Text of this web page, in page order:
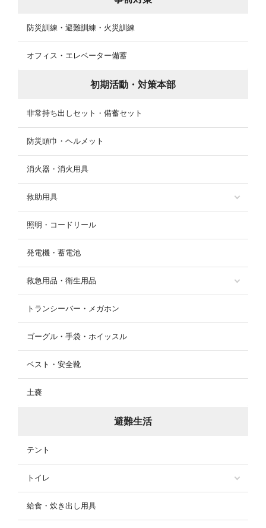
防災訓練・避難訓練・火災訓練
オフィス・エレベーター備蓄
初期活動・対策本部
非常持ち出しセット・備蓄セット
防災頭巾・ヘルメット
消火器・消火用具
救助用具
照明・コードリール
発電機・蓄電池
救急用品・衛生用品
トランシーバー・メガホン
ゴーグル・手袋・ホイッスル
ベスト・安全靴
土嚢
避難生活
テント
トイレ
給食・炊き出し用具